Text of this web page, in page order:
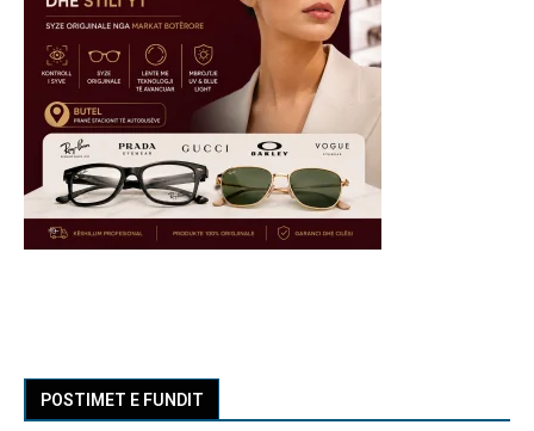
POSTIMET E FUNDIT